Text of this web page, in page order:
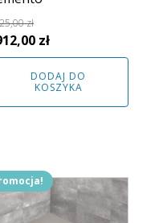
zł
zł.
złAktualna
cena
wynosi:
DODAJ DO
KOSZYKA